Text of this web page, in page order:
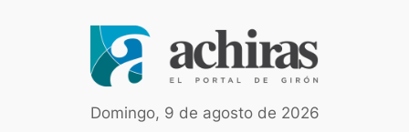
Domingo, 9 de agosto de 2026